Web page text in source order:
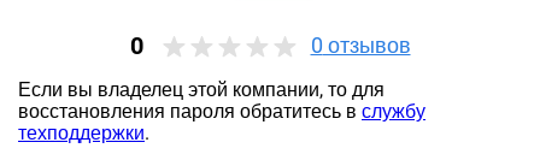
0 0 отзывов
Если вы владелец этой компании, то для
восстановления пароля обратитесь в службу
техподдержки.